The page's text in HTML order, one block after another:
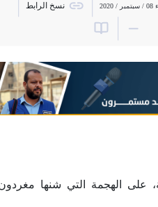
/ 2020 نسخ الرابط
على الهجمة التي شنها